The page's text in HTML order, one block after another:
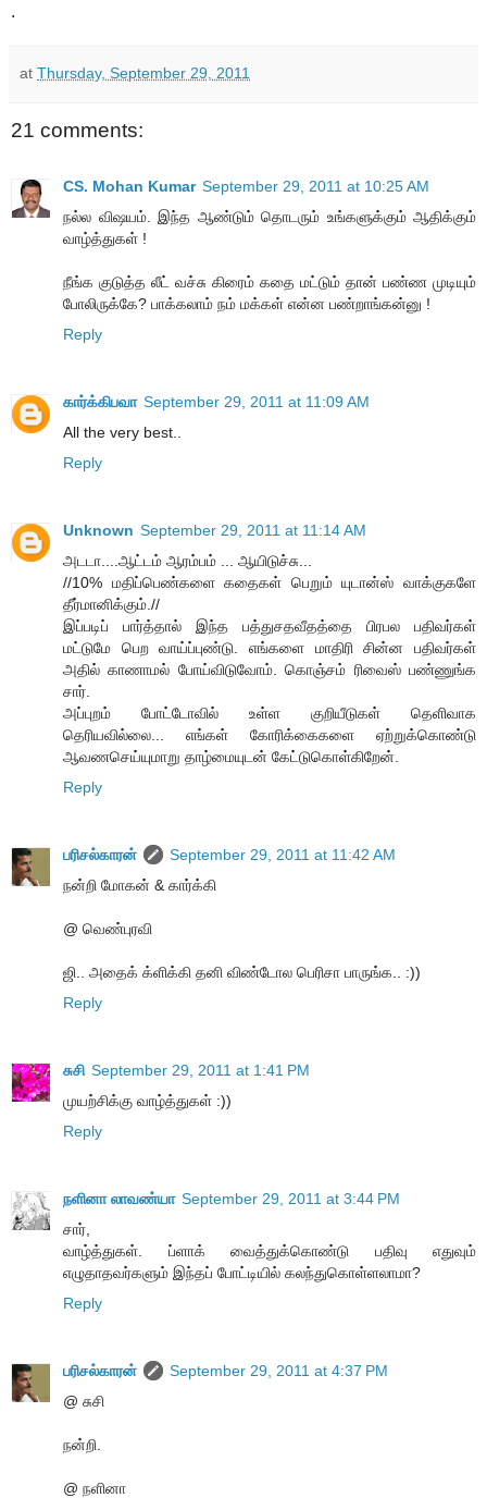
.
at Thursday, September 29, 2011
21 comments:
CS. Mohan Kumar September 29, 2011 at 10:25 AM
நல்ல விஷயம். இந்த ஆண்டும் தொடரும் உங்களுக்கும் ஆதிக்கும்
வாழ்த்துகள் !
நீங்க குடுத்த லீட் வச்சு கிரைம் கதை மட்டும் தான் பண்ண முடியும்
போலிருக்கே? பாக்கலாம் நம் மக்கள் என்ன பண்றாங்கன்னு !
Reply
கார்க்கிபவா September 29, 2011 at 11:09 AM
All the very best..
Reply
Unknown September 29, 2011 at 11:14 AM
அடடா....ஆட்டம் ஆரம்பம் ... ஆயிடுச்சு...
//10% மதிப்பெண்களை கதைகள் பெறும் யுடான்ஸ் வாக்குகளே
தீர்மானிக்கும்.//
இப்படிப் பார்த்தால் இந்த பத்துசதவீதத்தை பிரபல பதிவர்கள்
மட்டுமே பெற வாய்ப்புண்டு. எங்களை மாதிரி சின்ன பதிவர்கள்
அதில் காணாமல் போய்விடுவோம். கொஞ்சம் ரிவைஸ் பண்ணுங்க
சார்.
அப்புறம் போட்டோவில் உள்ள குறியீடுகள் தெளிவாக
தெரியவில்லை... எங்கள் கோரிக்கைகளை ஏற்றுக்கொண்டு
ஆவணசெய்யுமாறு தாழ்மையுடன் கேட்டுகொள்கிறேன்.
Reply
பரிசல்காரன்
September 29, 2011 at 11:42 AM
நன்றி மோகன் & கார்க்கி
@ வெண்புரவி
ஜி.. அதைக் க்ளிக்கி தனி விண்டோல பெரிசா பாருங்க.. :))
Reply
சுசி September 29, 2011 at 1:41 PM
முயற்சிக்கு வாழ்த்துகள் :))
Reply
நளினா லாவண்யா September 29, 2011 at 3:44 PM
சார்,
வாழ்த்துகள். ப்ளாக் வைத்துக்கொண்டு பதிவு எதுவும்
எழுதாதவர்களும் இந்தப் போட்டியில் கலந்துகொள்ளலாமா?
Reply
பரிசல்காரன்
September 29, 2011 at 4:37 PM
@ சுசி
நன்றி.
@ நளினா